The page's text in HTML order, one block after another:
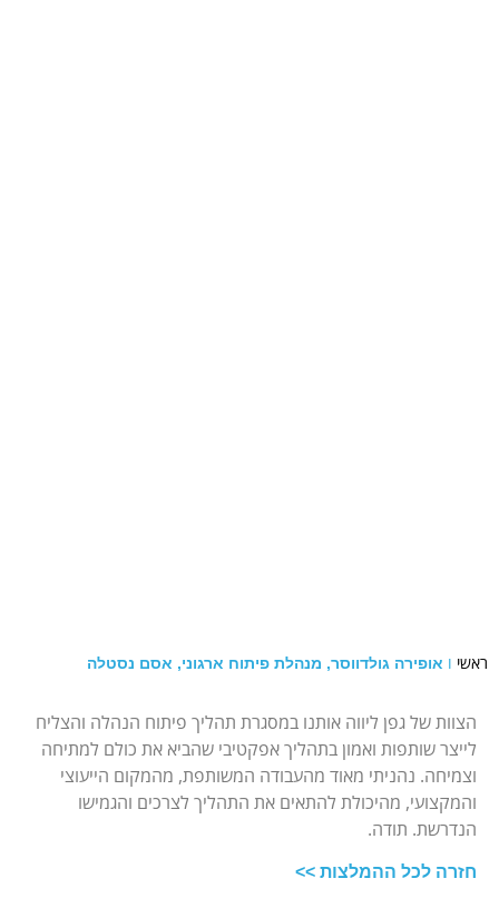
ראשי ו אופירה גולדווסר, מנהלת פיתוח ארגוני, אסם נסטלה
הצוות של גפן ליווה אותנו במסגרת תהליך פיתוח הנהלה והצליח
לייצר שותפות ואמון בתהליך ‏אפקטיבי שהביא את כולם למתיחה
וצמיחה. נהניתי מאוד מהעבודה המשותפת, מהמקום הייעוצי
‏והמקצועי, מהיכולת להתאים את התהליך לצרכים והגמישו
הנדרשת. תודה.
חזרה לכל ההמלצות >>